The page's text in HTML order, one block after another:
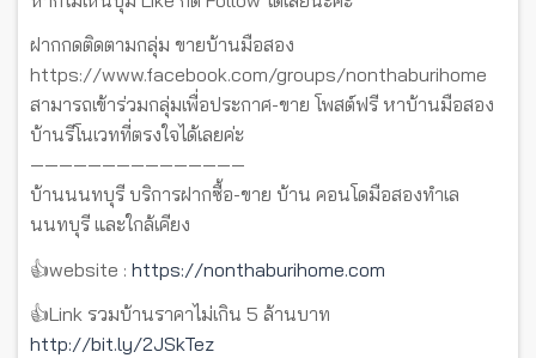
ฝากกดติดตามกลุ่ม ขายบ้านมือสอง
https://www.facebook.com/groups/nonthaburihome
สามารถเข้าร่วมกลุ่มเพื่อประกาศ-ขาย โพสต์ฟรี หาบ้านมือสอง
บ้านรีโนเวทที่ตรงใจได้เลยค่ะ
———————————————
บ้านนนทบุรี บริการฝากซื้อ-ขาย บ้าน คอนโดมือสองทำเล
นนทบุรี และใกล้เคียง
👍website : https://nonthaburihome.com
👍Link รวมบ้านราคาไม่เกิน 5 ล้านบาท
http://bit.ly/2JSkTez